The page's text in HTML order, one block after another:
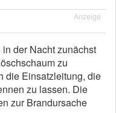
Anzeige
der Nacht zunächst
zu
die Einsatzleitung, die
zu lassen. Die
zur Brandursache